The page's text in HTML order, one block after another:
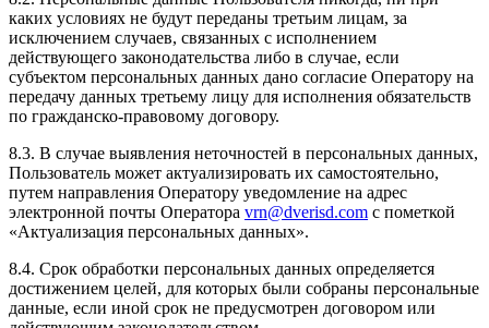
каких условиях не будут переданы третьим лицам, за
исключением случаев, связанных с исполнением
действующего законодательства либо в случае, если
субъектом персональных данных дано согласие Оператору на
передачу данных третьему лицу для исполнения обязательств
по гражданско-правовому договору.
8.3. В случае выявления неточностей в персональных данных,
Пользователь может актуализировать их самостоятельно,
путем направления Оператору уведомление на адрес
электронной почты Оператора vrn@dverisd.com с пометкой
«Актуализация персональных данных».
8.4. Срок обработки персональных данных определяется
достижением целей, для которых были собраны персональные
данные, если иной срок не предусмотрен договором или